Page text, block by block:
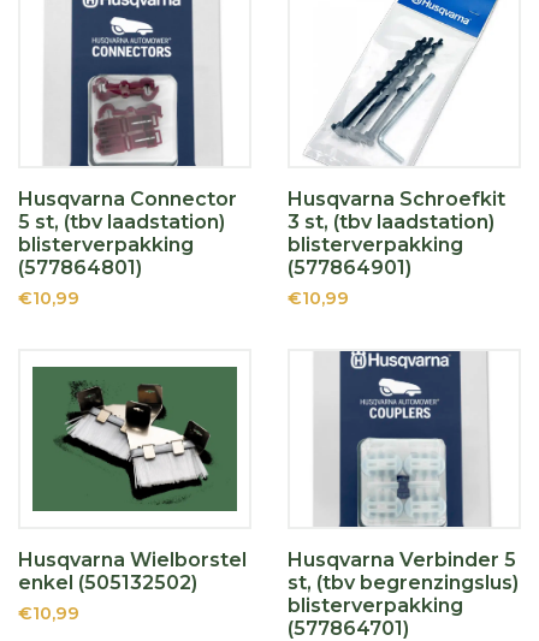
Husqvarna Connector
5 st, (tbv laadstation)
blisterverpakking
(577864801)
€10,99
Husqvarna Schroefkit
3 st, (tbv laadstation)
blisterverpakking
(577864901)
€10,99
Husqvarna Wielborstel
enkel (505132502)
€10,99
Husqvarna Verbinder 5
st, (tbv begrenzingslus)
blisterverpakking
(577864701)